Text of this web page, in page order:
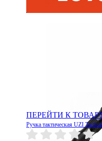
ПЕРЕЙТИ К
Ручка тактическая UZI